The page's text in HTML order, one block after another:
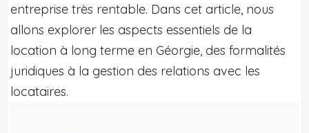
entreprise très rentable. Dans cet article, nous
allons explorer les aspects essentiels de la
location à long terme en Géorgie, des formalités
juridiques à la gestion des relations avec les
locataires.